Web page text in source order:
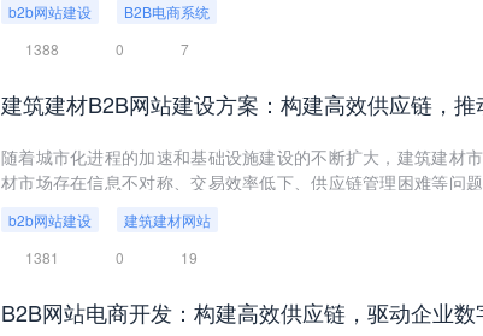
业增长的加速器，通过技术创新、效率提升、市场拓展和客户
发展的深远影响。
b2b网站建设
B2B电商系统
1388
0 7
建筑建材B2B网站建设方案：构建高效供应链，
随着城市化进程的加速和基础设施建设的不断扩大，建筑建材
材市场存在信息不对称、交易效率低下、供应链管理困难等问
介绍建筑建材B2B网站的建设方案，包括需求分析、功能设计、
为相关企业和开发者提供有价值的参考。
b2b网站建设
建筑建材网站
1381
0 19
B2B网站电商开发：构建高效供应链，驱动企业数